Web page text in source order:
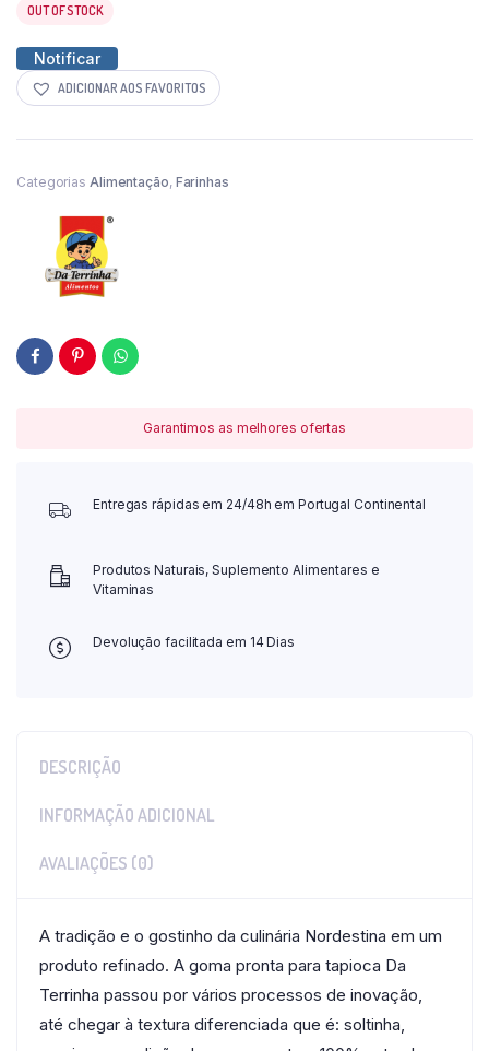
OUT OF STOCK
Notificar
ADICIONAR AOS FAVORITOS
Categorias Alimentação, Farinhas
Garantimos as melhores ofertas
Entregas rápidas em 24/48h em Portugal Continental
Produtos Naturais, Suplemento Alimentares e
Vitaminas
Devolução facilitada em 14 Dias
DESCRIÇÃO
INFORMAÇÃO ADICIONAL
AVALIAÇÕES (0)
A tradição e o gostinho da culinária Nordestina em um
produto refinado. A goma pronta para tapioca Da
Terrinha passou por vários processos de inovação,
até chegar à textura diferenciada que é: soltinha,